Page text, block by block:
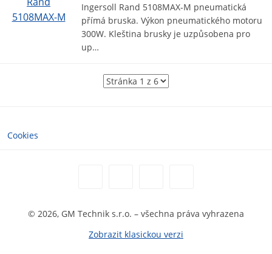
Ingersoll Rand 5108MAX-M pneumatická
přímá bruska. Výkon pneumatického motoru
300W. Kleština brusky je uzpůsobena pro
up…
Cookies
© 2026, GM Technik s.r.o. – všechna práva vyhrazena
Zobrazit klasickou verzi